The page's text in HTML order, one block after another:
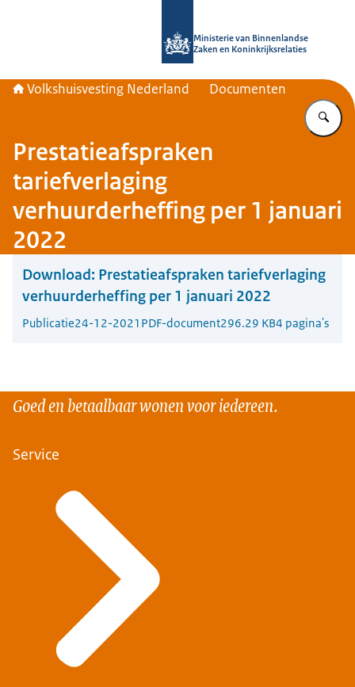
Ministerie van Binnenlandse
Zaken en Koninkrijksrelaties
Volkshuisvesting Nederland Documenten
Prestatieafspraken
tariefverlaging
verhuurderheffing per 1 januari
2022
Download: Prestatieafspraken tariefverlaging
verhuurderheffing per 1 januari 2022
Publicatie24-12-2021 PDF-document296.29 KB4 pagina's
Goed en betaalbaar wonen voor iedereen.
Service